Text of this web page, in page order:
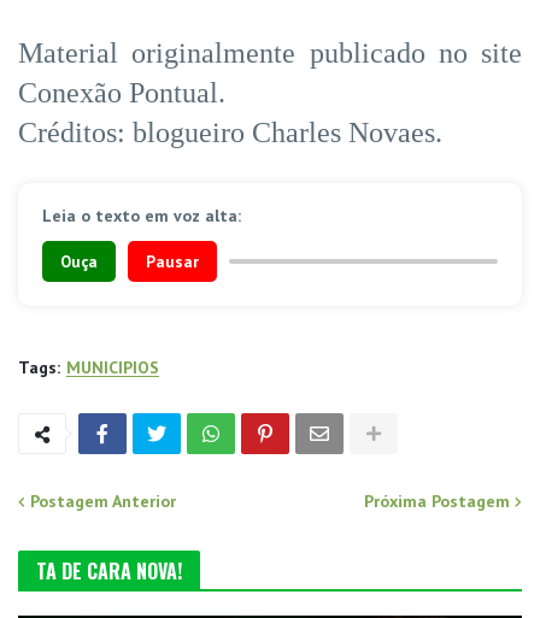
Material originalmente publicado no site
Conexão Pontual.
Créditos: blogueiro Charles Novaes.
Leia o texto em voz alta:
Ouça Pausar
Tags: MUNICIPIOS
Postagem Anterior Próxima Postagem
TA DE CARA NOVA!